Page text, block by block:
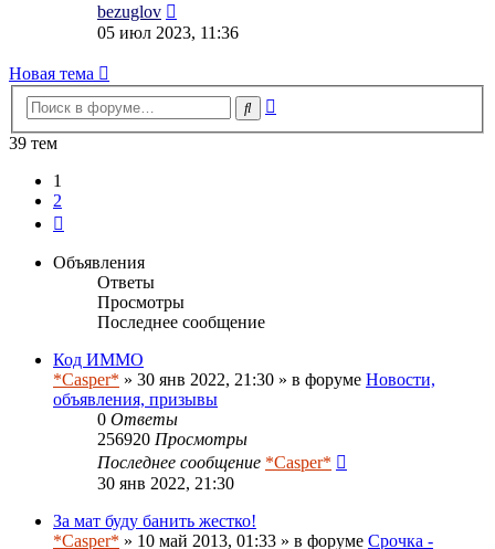
bezuglov
к
последнему
05 июл 2023, 11:36
Новая тема
Поиск
39 тем
1
2
Объявления
Ответы
Просмотры
Последнее сообщение
Код ИММО
*Casper* » 30 янв 2022, 21:30 » в форуме Новости,
объявления, призывы
0 Ответы
256920 Просмотры
Последнее сообщение *Casper*
30 янв 2022, 21:30
За мат буду банить жестко!
*Casper* » 10 май 2013, 01:33 » в форуме Срочка -